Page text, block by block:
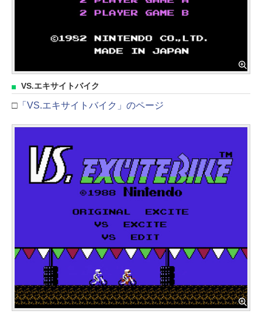
VS.エキサイトバイク
□ 「VS.エキサイトバイク」のページ